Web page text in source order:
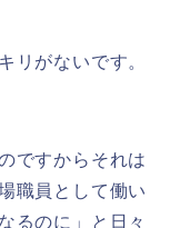
リがないです。
ですからそれは
職員として働い
るのに」と日々